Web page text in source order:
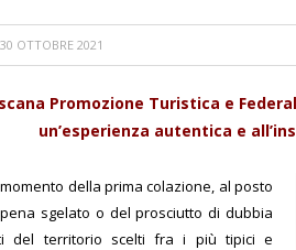
30 OTTOBRE 2021
Promozione Turistica e
un’esperienza autentica e
della prima colazione, al posto
sgelato o del prosciutto di dubbia
del territorio scelti fra i più tipici e